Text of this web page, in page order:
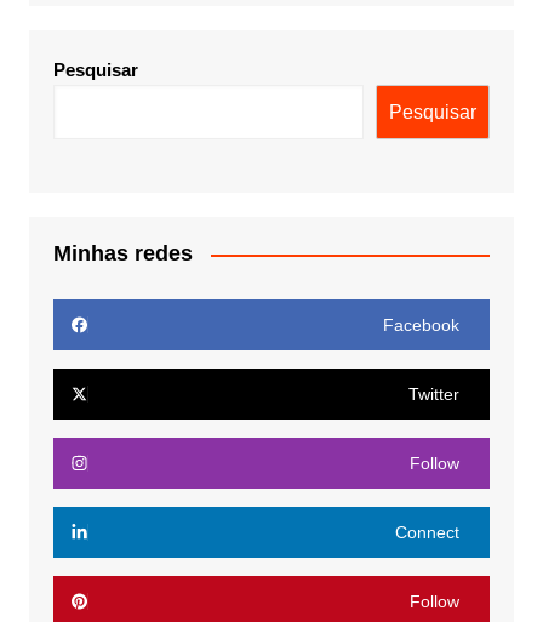
Pesquisar
Pesquisar
Minhas redes
Facebook
Twitter
Follow
Connect
Follow